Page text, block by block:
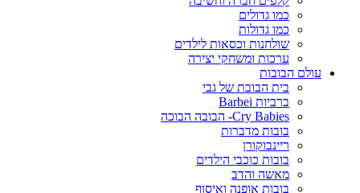
כמו גדולים
כמו גדולות
שולחנות וכסאות לילדים
ערכות ומשחקי יצירה
עולם הבובות
בית הבובת של גבי
ברביות Barbei
Cry Babies- הבובה הבוכה
בובות מדברות
ריינבוקורן
בובות כוכבי הילדים
מאשה והדב
בובות אופנה ואיסוף